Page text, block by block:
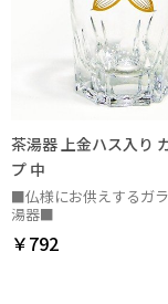
茶湯器 上金ハス入り
プ 中
■仏様にお供えするガ
湯器■
￥792